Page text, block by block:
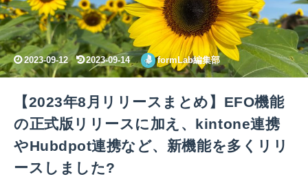
【2023年8月リリースまとめ】EFO機能
の正式版リリースに加え、kintone連携
やHubdpot連携など、新機能を多くリリ
ースしました?
2023-09-12 2023-09-14 formLab編集部